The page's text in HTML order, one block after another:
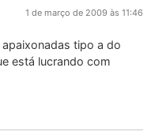
1 de março de 2009 às 11:46
tipo a do
está lucrando com